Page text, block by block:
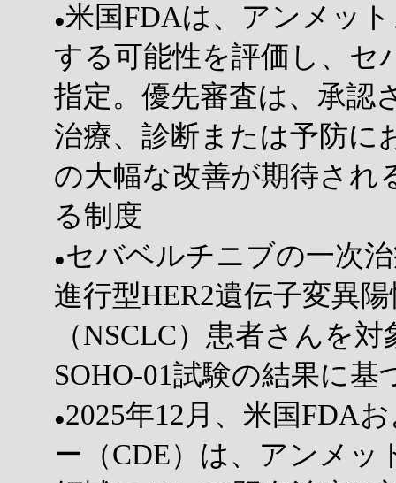
●米国FDAは、アンメッ
する可能性を評価し、セ
指定。優先審査は、承認
治療、診断または予防に
の大幅な改善が期待され
る制度
●セバベルチニブの一次
進行型HER2遺伝子変異
（NSCLC）患者さんを
SOHO-01試験の結果に基
●2025年12月、米国FDA
ー（CDE）は、アンメ